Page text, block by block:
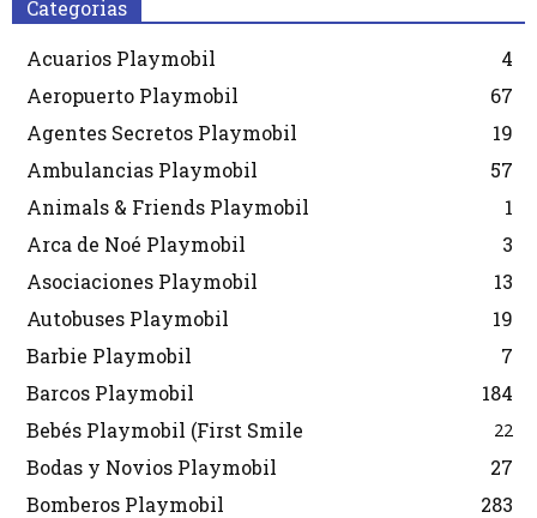
Categorias
Acuarios Playmobil
4
Aeropuerto Playmobil
67
Agentes Secretos Playmobil
19
Ambulancias Playmobil
57
Animals & Friends Playmobil
1
Arca de Noé Playmobil
3
Asociaciones Playmobil
13
Autobuses Playmobil
19
Barbie Playmobil
7
Barcos Playmobil
184
Bebés Playmobil (First Smile
22
Bodas y Novios Playmobil
27
Bomberos Playmobil
283